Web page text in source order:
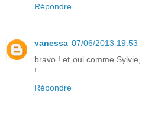
Répondre
vanessa 07/06/2013 19:53
bravo ! et oui comme
!
Répondre